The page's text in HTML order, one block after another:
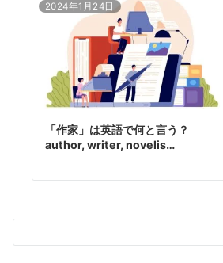
2024年1月24日
「作家」は英語で何と言う？
author, writer, novelis…